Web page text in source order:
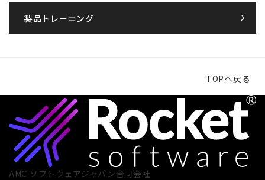
製品トレーニング
TOPへ戻る
AMC ソフトウェアジャパン合同会社